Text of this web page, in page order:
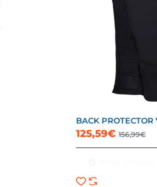
BACK PROTECTOR
125,59€ 156,99€